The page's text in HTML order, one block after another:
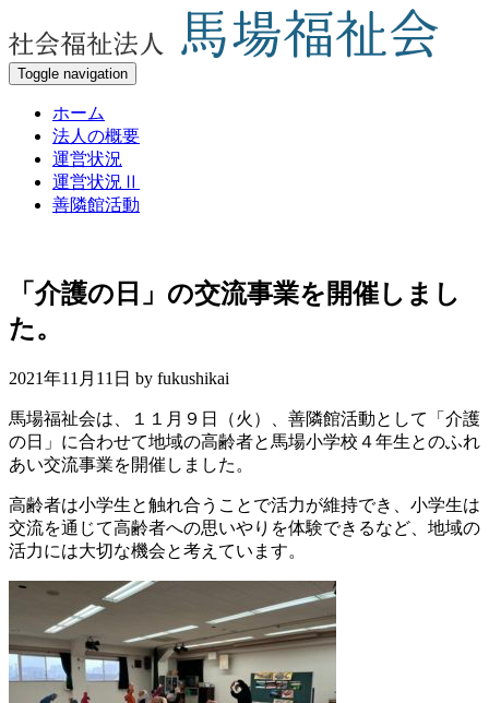
Toggle navigation
ホーム
法人の概要
運営状況
運営状況Ⅱ
善隣館活動
「介護の日」の交流事業を開催しまし
た。
2021年11月11日 by fukushikai
馬場福祉会は、１１月９日（火）、善隣館活動として「介護
の日」に合わせて地域の高齢者と馬場小学校４年生とのふれ
あい交流事業を開催しました。
高齢者は小学生と触れ合うことで活力が維持でき、小学生は
交流を通じて高齢者への思いやりを体験できるなど、地域の
活力には大切な機会と考えています。